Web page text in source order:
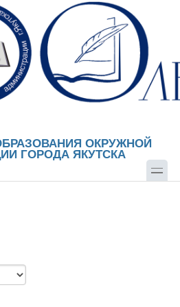
ОКРУЖНОЙ
ГОРОДА ЯКУТСКА